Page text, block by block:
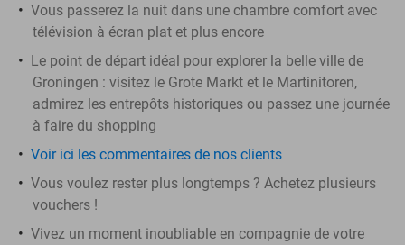
Vous passerez la nuit dans une chambre comfort avec
télévision à écran plat et plus encore
Le point de départ idéal pour explorer la belle ville de
Groningen : visitez le Grote Markt et le Martinitoren,
admirez les entrepôts historiques ou passez une journée
à faire du shopping
Voir ici les commentaires de nos clients
Vous voulez rester plus longtemps ? Achetez plusieurs
vouchers !
Vivez un moment inoubliable en compagnie de votre